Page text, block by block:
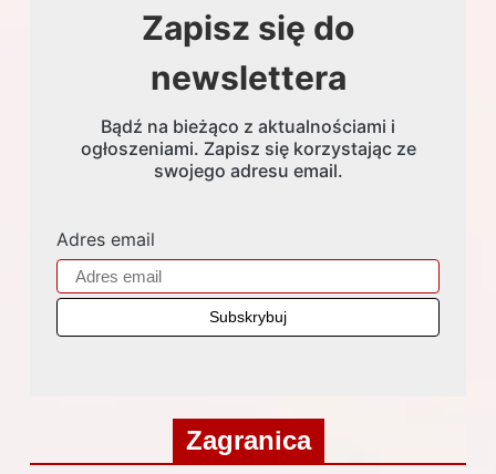
Zapisz się do
newslettera
Bądź na bieżąco z aktualnościami i
ogłoszeniami. Zapisz się korzystając ze
swojego adresu email.
Adres email
Zagranica